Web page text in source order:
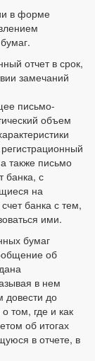
в форме
отчет в срок,
замечаний
письмо-
объем
также письмо
банка, с
на
банка с тем,
ими.
бумаг
об
в нем
довести до
том, где и как
об итогах
в отчете, в